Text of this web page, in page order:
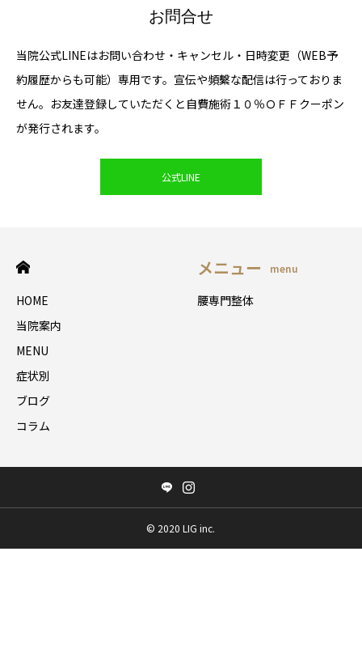
お問合せ
当院公式LINEはお問い合わせ・キャンセル・日時変更（WEB予
約履歴からも可能）専用です。宣伝や頻繫な配信は行っておりま
せん。お友達登録していただくと自費施術１０％ＯＦＦクーポン
が発行されます。
公式LINE
HOME
当院案内
MENU
症状別
ブログ
コラム
メニュー menu
腰専門整体
©️ 2020 LIG inc.